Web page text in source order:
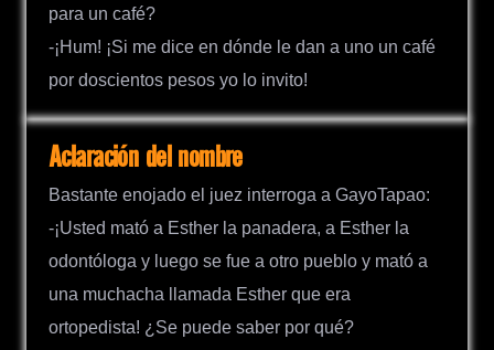
para un café?
-¡Hum! ¡Si me dice en dónde le dan a uno un café
por doscientos pesos yo lo invito!
Aclaración del nombre
Bastante enojado el juez interroga a GayoTapao:
-¡Usted mató a Esther la panadera, a Esther la
odontóloga y luego se fue a otro pueblo y mató a
una muchacha llamada Esther que era
ortopedista! ¿Se puede saber por qué?